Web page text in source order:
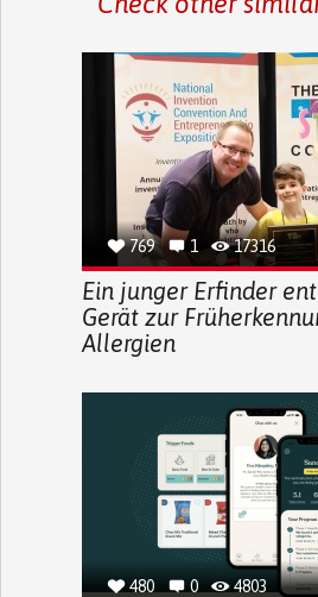
769 1 17316
Ein junger Erfinder
Gerät zur
Allergien
480 0 4803